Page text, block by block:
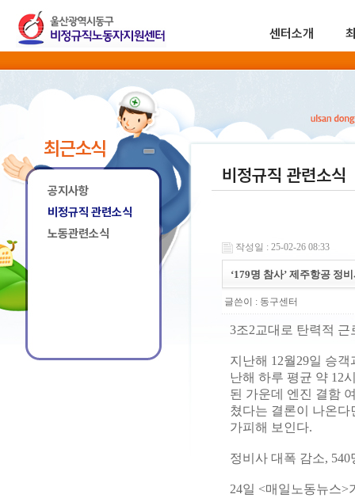
센터소개
최근소식
공지사항
비정규직 관련소식
노동관련소식
비정규직 관련소식
작성일 : 25-02-26 08:33
‘179명 참사’ 제주항공 정
글쓴이 : 동구센터
3조2교대로 탄력적
지난해 12월29일 승
난해 하루 평균 약 12
된 가운데 엔진 결함
쳤다는 결론이 나온
가피해 보인다.
정비사 대폭 감소,
24일 <매일노동뉴스>